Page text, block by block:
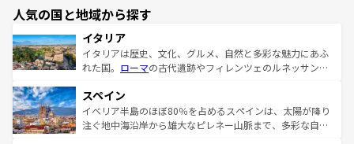
人気の国と地域から探す
イタリア
イタリアは歴史、文化、グルメ、自然と多彩な魅力にあふ
れた国。 ローマの古代遺跡やフィレンツェのルネッサンス
ろん、トスカーナの美しい田園風景やアマルフィ海岸の絶
景など、自然景観も見逃せない。観光の合間には、本場の
ピザやパスタなど、絶品のイタリア料理を堪能することも
スペイン
イベリア半島のほぼ80％を占めるスペインは、太陽が降り
注ぐ地中海沿岸から雄大なピレネー山脈まで、多彩な自然